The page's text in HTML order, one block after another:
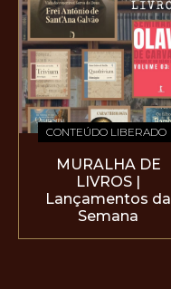
CONTEÚDO LIBERADO
MURALHA DE
LIVROS |
Lançamentos da
Semana